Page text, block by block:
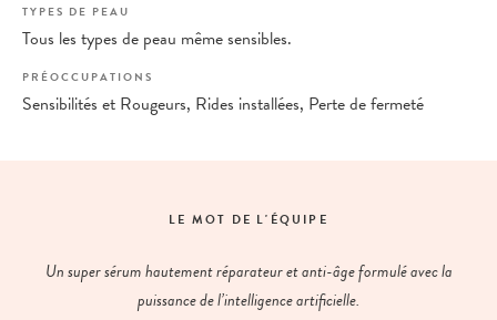
TYPES DE PEAU
Tous les types de peau même sensibles.
PRÉOCCUPATIONS
Sensibilités et Rougeurs, Rides installées, Perte de fermeté
LE MOT DE L'ÉQUIPE
Un super sérum hautement réparateur et anti-âge formulé avec la
puissance de l’intelligence artificielle.